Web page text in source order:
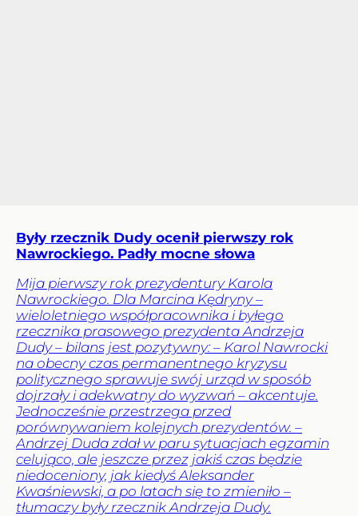
Były rzecznik Dudy ocenił pierwszy rok
Nawrockiego. Padły mocne słowa
Mija pierwszy rok prezydentury Karola
Nawrockiego. Dla Marcina Kędryny –
wieloletniego współpracownika i byłego
rzecznika prasowego prezydenta Andrzeja
Dudy – bilans jest pozytywny: – Karol Nawrocki
na obecny czas permanentnego kryzysu
politycznego sprawuje swój urząd w sposób
dojrzały i adekwatny do wyzwań – akcentuje.
Jednocześnie przestrzega przed
porównywaniem kolejnych prezydentów. –
Andrzej Duda zdał w paru sytuacjach egzamin
celująco, ale jeszcze przez jakiś czas będzie
niedoceniony, jak kiedyś Aleksander
Kwaśniewski, a po latach się to zmieniło –
tłumaczy były rzecznik Andrzeja Dudy.